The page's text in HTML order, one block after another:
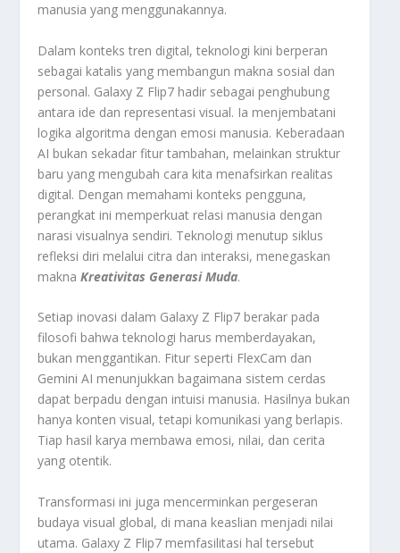
manusia yang menggunakannya.
Dalam konteks tren digital, teknologi kini berperan
sebagai katalis yang membangun makna sosial dan
personal. Galaxy Z Flip7 hadir sebagai penghubung
antara ide dan representasi visual. Ia menjembatani
logika algoritma dengan emosi manusia. Keberadaan
AI bukan sekadar fitur tambahan, melainkan struktur
baru yang mengubah cara kita menafsirkan realitas
digital. Dengan memahami konteks pengguna,
perangkat ini memperkuat relasi manusia dengan
narasi visualnya sendiri. Teknologi menutup siklus
refleksi diri melalui citra dan interaksi, menegaskan
maknaKreativitas Generasi Muda.
Setiap inovasi dalam Galaxy Z Flip7 berakar pada
filosofi bahwa teknologi harus memberdayakan,
bukan menggantikan. Fitur seperti FlexCam dan
Gemini AI menunjukkan bagaimana sistem cerdas
dapat berpadu dengan intuisi manusia. Hasilnya bukan
hanya konten visual, tetapi komunikasi yang berlapis.
Tiap hasil karya membawa emosi, nilai, dan cerita
yang otentik.
Transformasi ini juga mencerminkan pergeseran
budaya visual global, di mana keaslian menjadi nilai
utama. Galaxy Z Flip7 memfasilitasi hal tersebut